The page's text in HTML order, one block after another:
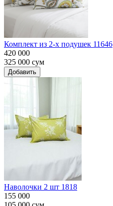
Комплект из 2-х подушек 11646
420 000
325 000 сум
Добавить
Наволочки 2 шт 1818
155 000